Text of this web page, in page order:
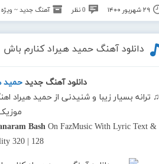
۲۹ شهریور ۱۴۰۰ 0 نظر آهنگ جدید ~ ویژه
دانلود آهنگ حمید هیراد کنارم باش
دانلود آهنگ جدید حمید
♫ ترانه بسیار زیبا و شنیدنی از حمید هیراد
Bash On FazMusic With Lyric Text &
320 | 128